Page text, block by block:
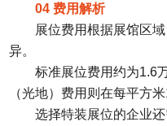
04 费用解析
展位费用根据展馆区
异。
标准展位费用约为1.6
（光地）费用则在每平方
选择特装展位的企业